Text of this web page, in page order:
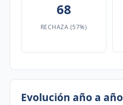
68
RECHAZA (57%)
Evolución año a año